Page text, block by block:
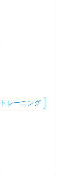
レーニング